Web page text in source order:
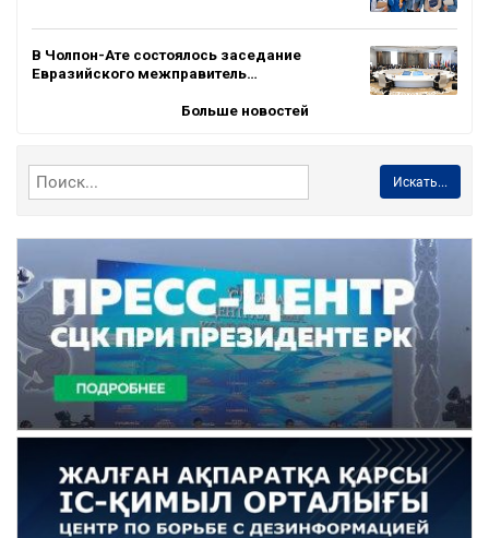
В Чолпон-Ате состоялось заседание
Евразийского межправитель…
Больше новостей
Искать...